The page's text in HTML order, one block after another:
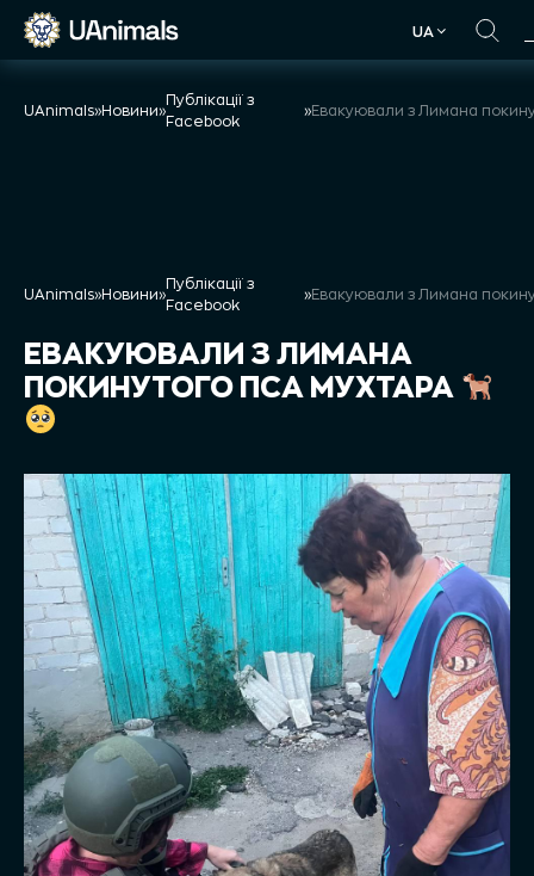
Skip
UA
UAnimals»Новини»
Публікації з
Facebook
»
UAnimals»Новини»
Публікації з
Facebook
»
ЕВАКУЮВАЛИ З ЛИМАНА
ПОКИНУТОГО ПСА МУХТАРА